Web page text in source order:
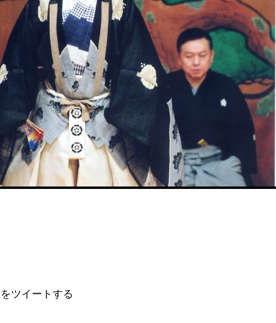
ツイートする